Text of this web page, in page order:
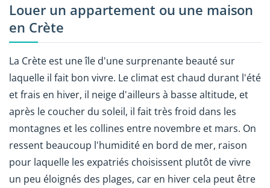
Louer un appartement ou une maison
en Crète
La Crète est une île d'une surprenante beauté sur
laquelle il fait bon vivre. Le climat est chaud durant l'été
et frais en hiver, il neige d'ailleurs à basse altitude, et
après le coucher du soleil, il fait très froid dans les
montagnes et les collines entre novembre et mars. On
ressent beaucoup l'humidité en bord de mer, raison
pour laquelle les expatriés choisissent plutôt de vivre
un peu éloignés des plages, car en hiver cela peut être